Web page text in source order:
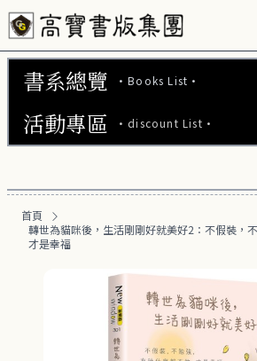
書系總覽 ·Books List·
文學小說 (737)
商業財經 (100)
醫療保健 (55)
親子教養 (13)
人文史哲 (73)
活動專區 ·discount List·
【2本7折】高寶小說系列全圖鑑
【66折】高寶小說系列全圖鑑書展
首頁
轉世為貓咪後，生活剛剛好就美好2：不假裝，
才是幸福